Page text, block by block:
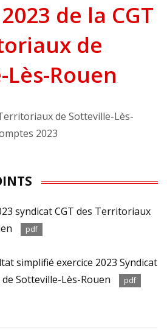
de la CGT
de
Rouen
de Sotteville-Lès-
2023
syndicat CGT des Territoriaux
pdf
simplifié exercice 2023 Syndicat
Sotteville-Lès-Rouen
pdf